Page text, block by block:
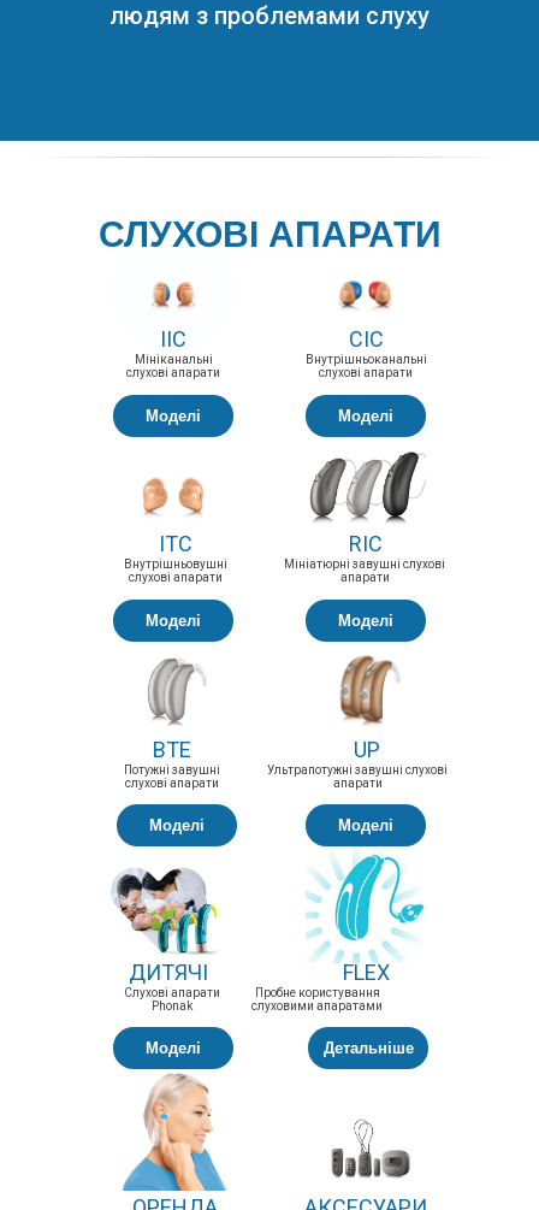
людям з проблемами слуху
СЛУХОВІ АПАРАТИ
Моделі
IIC
Мініканальні
слухові апарати
СIC
Внутрішньоканальні
слухові апарати
Моделі
Моделі
ITC
Внутрішньовушні
слухові апарати
RIC
Мініатюрні завушні слухові
апарати
Моделі
Моделі
BTE
Потужні завушні
слухові апарати
UP
Ультрапотужні завушні слухові
апарати
Моделі
Моделі
ДИТЯЧІ
Слухові апарати
Phonak
FLEX
Пробне користування
слуховими апаратами
Детальніше